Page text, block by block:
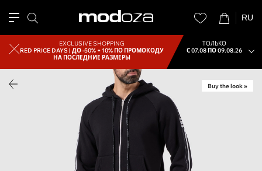
RU
EXCLUSIVE SHOPPING
RED PRICE DAYS |ДО -50% + 10% ПО ПРОМОКОДУ
НА ПОСЛЕДНИЕ РАЗМЕРЫ
ТОЛЬКО
С 07.08 ПО 09.08.26
Buy the look »